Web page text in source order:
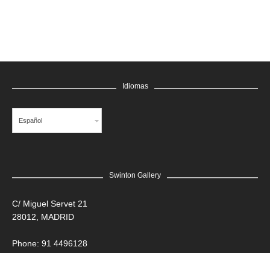
Idiomas
Español
Swinton Gallery
C/ Miguel Servet 21
28012, MADRID
Phone: 91 4496128